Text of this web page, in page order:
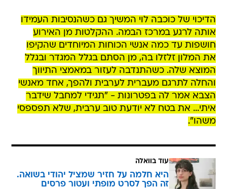
הדיכוי של כוכבה לוי המשיך גם כשהנסיבות העמידו
אותה לרגע במרכז הבמה. ההקלטות מן האירוע
חושפות עד כמה אנשי הכוחות המיוחדים שהקיפו
את המלון זלזלו בה, מן הסתם בגלל המגדר ובגלל
המוצא שלה. כשהתנדבה לעזור במאמצי התיווך
והחלה לתרגם מעברית לערבית ולהפך, אחד מאנשי
הצבא אמר לה בפטרונות - "תגידי למחבל שידבר
איתי... את בטח לא יודעת טוב ערבית, שלא תפספסי
משהו".
עוד בוואלה
היא חלמה על חזיר שמציל יהודי בשואה.
זה הפך לסרט מופתי ועטור פרסים